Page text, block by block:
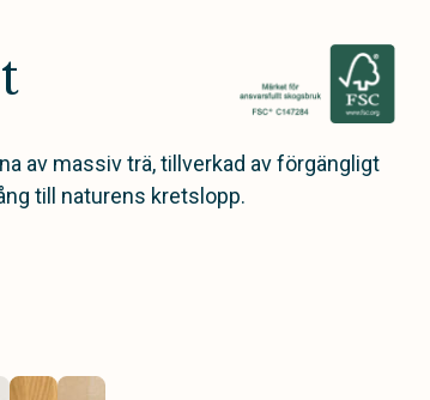
av massiv trä, tillverkad av förgängligt
till naturens kretslopp.